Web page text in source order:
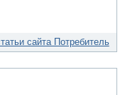
сайта Потребитель